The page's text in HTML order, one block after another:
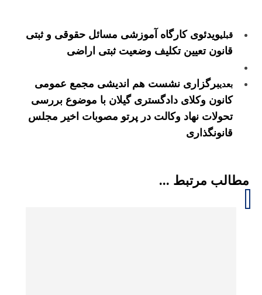
قبلیویدئوی کارگاه آموزشی مسائل حقوقی و ثبتی
قانون تعیین تکلیف وضعیت ثبتی اراضی
بعدیبرگزاری نشست هم اندیشی مجمع عمومی
کانون وکلای دادگستری گیلان با موضوع بررسی
تحولات نهاد وکالت در پرتو مصوبات اخیر مجلس
قانونگذاری
مطالب مرتبط ...